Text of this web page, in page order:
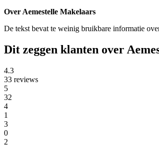
Over Aemestelle Makelaars
De tekst bevat te weinig bruikbare informatie
Dit zeggen klanten over
4.3
33 reviews
5
32
4
1
3
0
2